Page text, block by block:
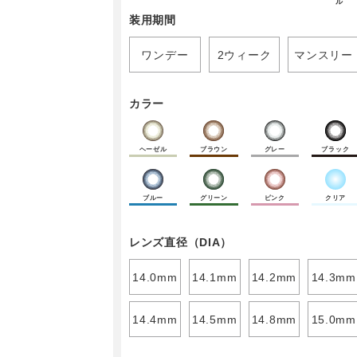
ル
装用期間
ワンデー 2ウィーク マンスリー
カラー
ヘーゼル ブラウン グレー ブラック
ブルー グリーン ピンク クリア
レンズ直径（DIA）
14.0mm 14.1mm 14.2mm 14.3mm
14.4mm 14.5mm 14.8mm 15.0mm